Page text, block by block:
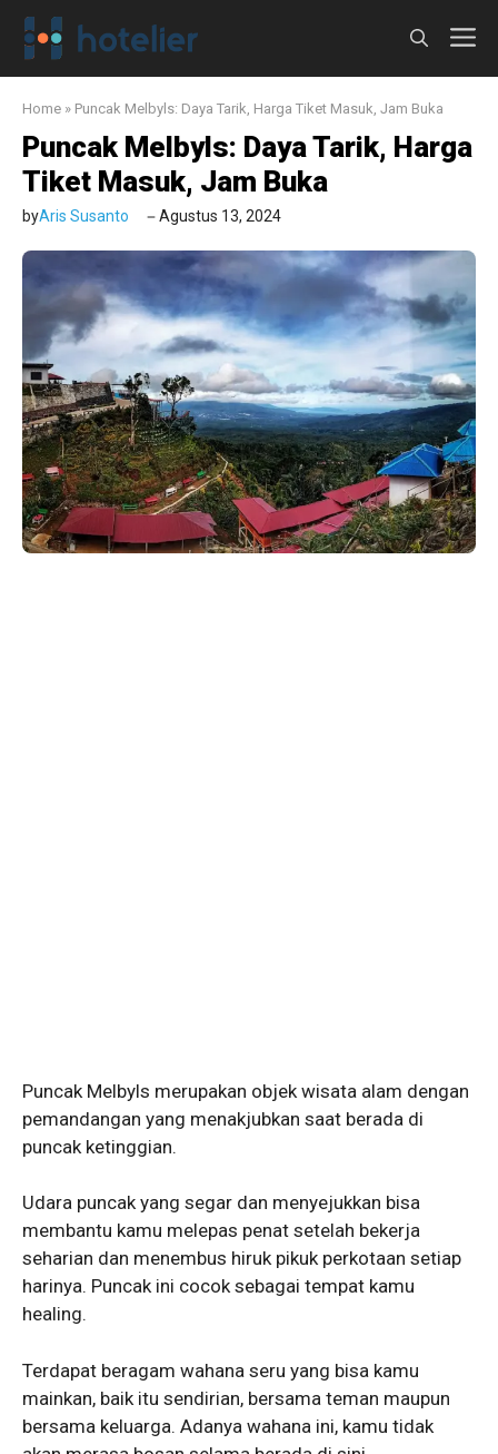
Langsung
Home » Puncak Melbyls: Daya Tarik, Harga Tiket Masuk, Jam Buka
Puncak Melbyls: Daya Tarik, Harga
Tiket Masuk, Jam Buka
byAris Susanto Agustus 13, 2024
Puncak Melbyls merupakan objek wisata alam dengan
pemandangan yang menakjubkan saat berada di
puncak ketinggian.
Udara puncak yang segar dan menyejukkan bisa
membantu kamu melepas penat setelah bekerja
seharian dan menembus hiruk pikuk perkotaan setiap
harinya. Puncak ini cocok sebagai tempat kamu
healing.
Terdapat beragam wahana seru yang bisa kamu
mainkan, baik itu sendirian, bersama teman maupun
bersama keluarga. Adanya wahana ini, kamu tidak